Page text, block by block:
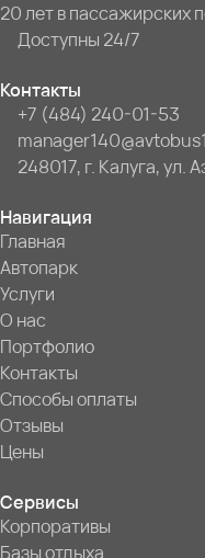
20 лет в пассажирских
Доступны 24/7
Контакты
+7 (484) 240-01-53
248017, г. Калуга, ул.
Навигация
Главная
Автопарк
Услуги
О нас
Портфолио
Контакты
Способы оплаты
Отзывы
Цены
Сервисы
Корпоративы
Базы отдыха